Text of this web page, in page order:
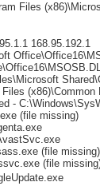
Files
168.95.192.1
-
(file missing)
(file missing)
(file